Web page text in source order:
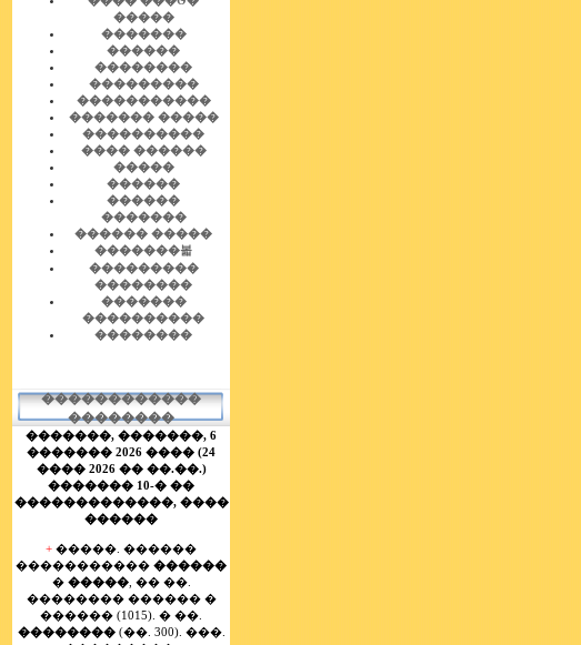
�����
�������
������
��������
���������
�����������
������� �����
����������
���� ������
�����
������
������
�������
������ �����
�������볿
���������
��������
�������
����������
��������
������������
��������
�������, �������, 6
������� 2026 ���� (24
���� 2026 �� ��.��.)
������� 10-� ��
�������������, ����
������
+ �����. ������
����������� ������
� �����, �� ��.
�������� ������ �
������ (1015). � ��.
�������� (��. 300). ���.